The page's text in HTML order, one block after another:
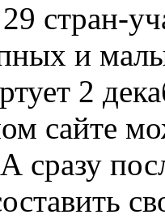
стран-
и
2
сайте
сразу